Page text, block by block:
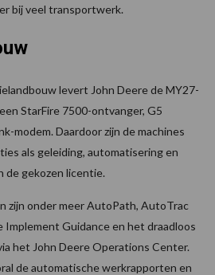
bij veel transportwerk.
levert John Deere de MY27-
StarFire 7500-ontvanger, G5
modem. Daardoor zijn de machines
als geleiding, automatisering en
de gekozen licentie.
zijn onder meer AutoPath, AutoTrac
Implement Guidance en het draadloos
het John Deere Operations Center.
de automatische werkrapporten en